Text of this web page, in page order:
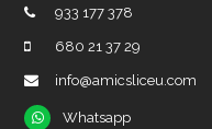
933 177 378
680 21 37 29
info@amicsliceu.com
Whatsapp
Whatsapp